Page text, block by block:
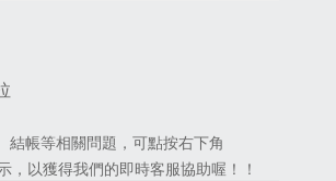
結帳等相關問題，可點按右下角
示，以獲得我們的即時客服協助喔！！